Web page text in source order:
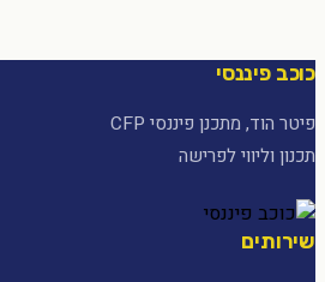
כוכב פיננסי
פיטר הוד, מתכנן פיננסי CFP
תכנון וליווי לפרישה
שירותים